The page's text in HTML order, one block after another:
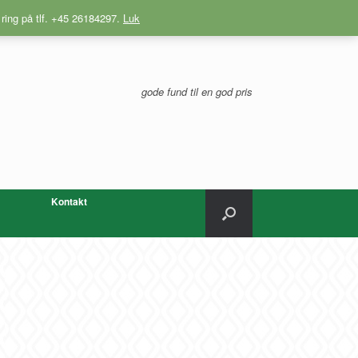
på tlf. +45 26184297. Luk
gode fund til en god pris
Kontakt